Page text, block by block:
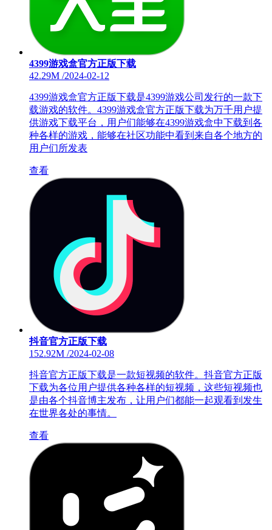
4399游戏盒官方正版下载
42.29M /2024-02-12
4399游戏盒官方正版下载是4399游戏公司发行的一款下
载游戏的软件。4399游戏盒官方正版下载为万千用户提
供游戏下载平台，用户们能够在4399游戏盒中下载到各
种各样的游戏，能够在社区功能中看到来自各个地方的
用户们所发表
查看
抖音官方正版下载
152.92M /2024-02-08
抖音官方正版下载是一款短视频的软件。抖音官方正版
下载为各位用户提供各种各样的短视频，这些短视频也
是由各个抖音博主发布，让用户们都能一起观看到发生
在世界各处的事情。
查看